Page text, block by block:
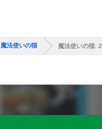
魔法使いの猫 魔法使いの猫: 2